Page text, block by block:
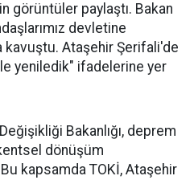
görüntüler paylaştı. Bakan
devletine
kavuştu. Ataşehir Şerifali'de
yeniledik" ifadelerine yer
Bakanlığı, deprem
dönüşüm
kapsamda TOKİ, Ataşehir